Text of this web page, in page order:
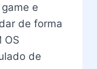
e
de forma
OS
de